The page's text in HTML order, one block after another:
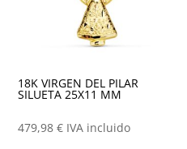
18K VIRGEN DEL PILAR
SILUETA 25X11 MM
479,98€ IVA incluido